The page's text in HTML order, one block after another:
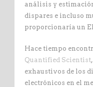
análisis y
dispares e incluso
proporcionaría un
Hace tiempo
Quantified Scientist
exhaustivos de los
electrónicos en el